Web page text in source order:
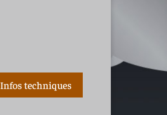
Infos techniques